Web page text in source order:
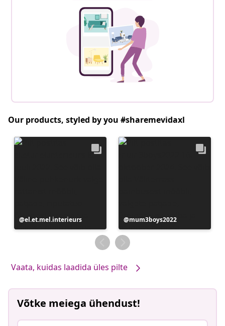
Our products, styled by you #sharemevidaxl
Postitus
avaldatud
el.et.mel.interieurs
Postitus
avaldatud
mum3boys2022
Vaata, kuidas laadida üles pilte
Võtke meiega ühendust!